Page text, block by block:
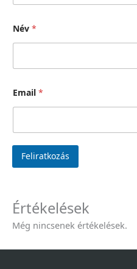
Név *
Email *
Feliratkozás
Értékelések
Még nincsenek értékelések.